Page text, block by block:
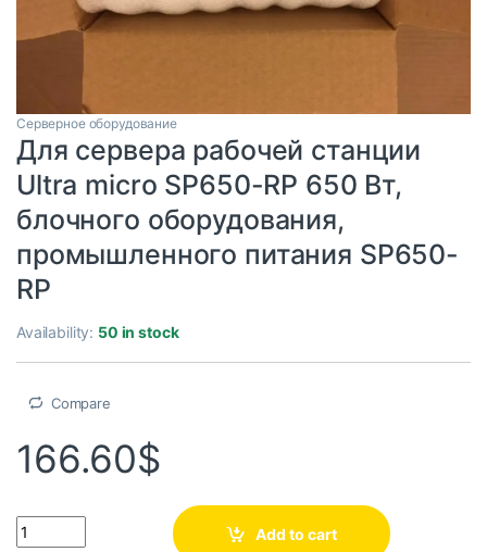
Серверное оборудование
Для сервера рабочей станции
Ultra micro SP650-RP 650 Вт,
блочного оборудования,
промышленного питания SP650-
RP
Availability: 50 in stock
Compare
166.60$
Add to cart